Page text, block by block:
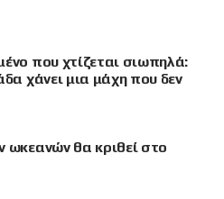
που χτίζεται σιωπηλά:
χάνει μια μάχη που δεν
ωκεανών θα κριθεί στο